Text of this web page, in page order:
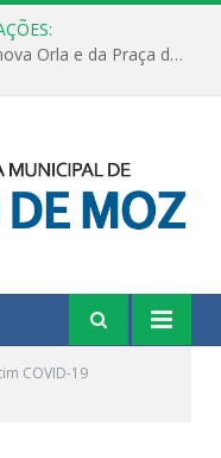
Últimos detalhes para a entrega da nova Orla e da Praça do Praião
COVID-19